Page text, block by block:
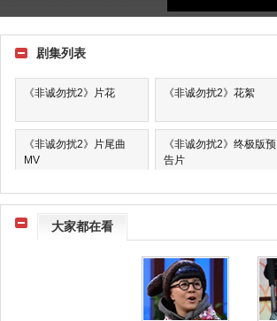
剧集列表
《非诚勿扰2》片花 《非诚勿扰2》花絮
《非诚勿扰2》片尾曲
MV
《非诚勿扰2》终极版预
告片
大家都在看